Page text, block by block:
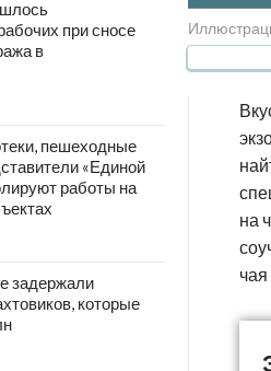
при сносе
в
пешеходные
«Единой
работы на
задержали
которые
на